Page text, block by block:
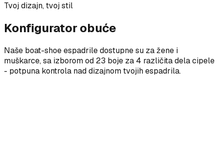
Tvoj dizajn, tvoj stil
Konfigurator obuće
Naše boat-shoe espadrile dostupne su za žene i
muškarce, sa izborom od 23 boje za 4 različita dela cipele
- potpuna kontrola nad dizajnom tvojih espadrila.